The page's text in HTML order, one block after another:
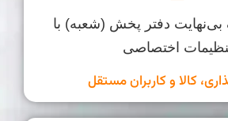
بی‌نهایت دفتر پخش (شعبه) با
اختصاصی
کالا و کاربران مستقل